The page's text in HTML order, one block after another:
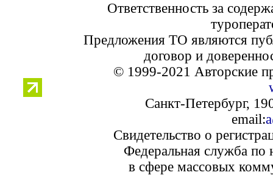
Ответственность за
Предложения ТО являются
договор и
© 1999-2021 Авторские
Санкт-Петербург,
email:
Свидетельство о
Федеральная служба по
в сфере массовых